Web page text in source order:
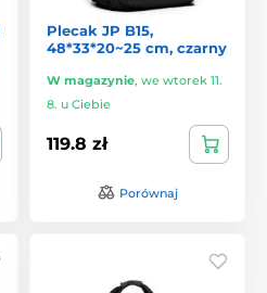
Plecak JP B15,
48*33*20~25 cm, czarny
W magazynie, we wtorek 11.
8. u Ciebie
119.8 zł
Porównaj